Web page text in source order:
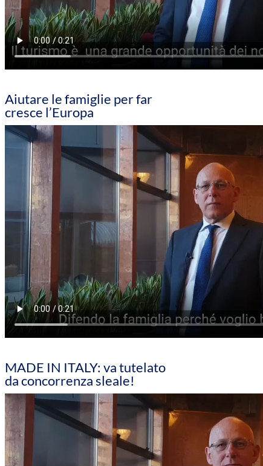
Aiutare le famiglie per far
cresce l’Europa
MADE IN ITALY: va tutelato
da concorrenza sleale!